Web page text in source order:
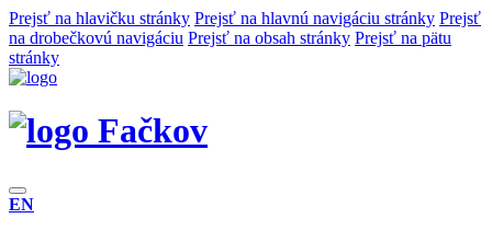
Prejsť na hlavičku stránky Prejsť na hlavnú navigáciu stránky Prejsť
na drobečkovú navigáciu Prejsť na obsah stránky Prejsť na pätu
stránky
Fačkov
EN